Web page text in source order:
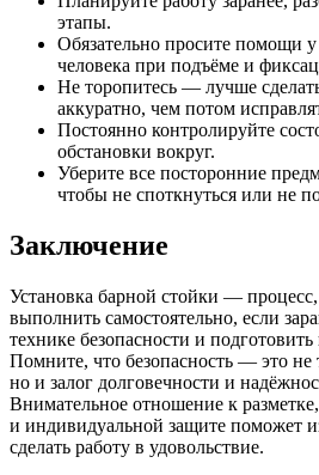
этапы.
Обязательно просите помощи
человека при подъёме и
Не торопитесь — лучше
аккуратно, чем потом
Постоянно контролируйте
обстановки вокруг.
Уберите все посторонние
чтобы не споткнуться или не
Заключение
Установка барной стойки —
выполнить самостоятельно, если
технике безопасности и
Помните, что безопасность — это не
но и залог долговечности и
Внимательное отношение к
и индивидуальной защите поможет
сделать работу в удовольствие.